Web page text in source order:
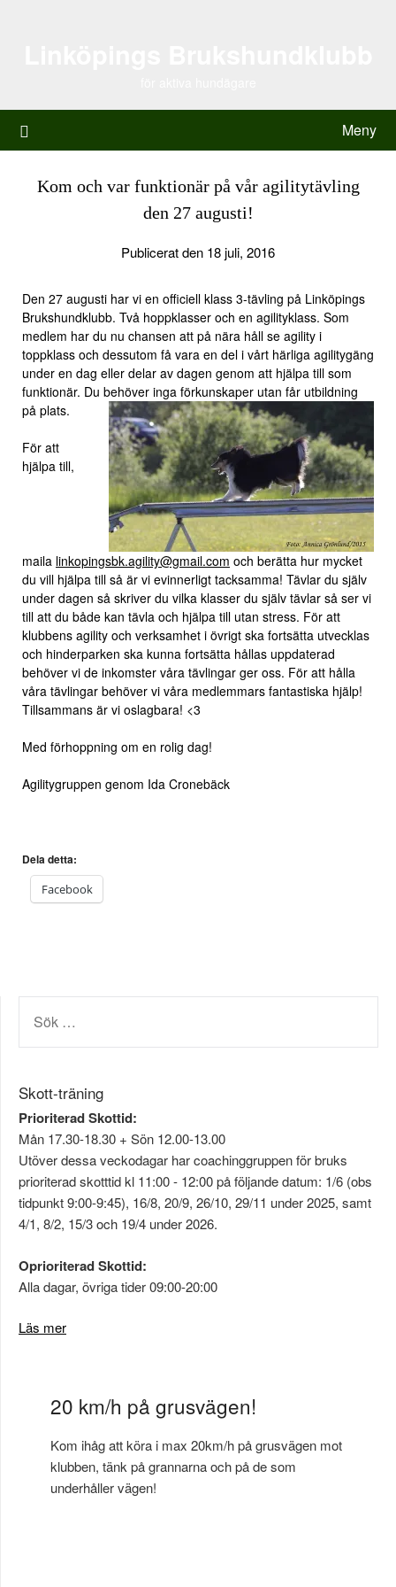
Meny
Kom och var funktionär på vår agilitytävling
den 27 augusti!
Publicerat den 18 juli, 2016
Den 27 augusti har vi en officiell klass 3-tävling på Linköpings
Brukshundklubb. Två hoppklasser och en agilityklass. Som
medlem har du nu chansen att på nära håll se agility i
toppklass och dessutom få vara en del i vårt härliga agilitygäng
under en dag eller delar av dagen genom att hjälpa till som
funktionär. Du behöver inga förkunskaper utan får utbildning
på plats.
För att
hjälpa till,
maila linkopingsbk.agility@gmail.com och berätta hur mycket
du vill hjälpa till så är vi evinnerligt tacksamma! Tävlar du själv
under dagen så skriver du vilka klasser du själv tävlar så ser vi
till att du både kan tävla och hjälpa till utan stress. För att
klubbens agility och verksamhet i övrigt ska fortsätta utvecklas
och hinderparken ska kunna fortsätta hållas uppdaterad
behöver vi de inkomster våra tävlingar ger oss. För att hålla
våra tävlingar behöver vi våra medlemmars fantastiska hjälp!
Tillsammans är vi oslagbara! <3
Med förhoppning om en rolig dag!
Agilitygruppen genom Ida Cronebäck
Dela detta:
Facebook
EFTER:
Skott-träning
Prioriterad Skottid:
Mån 17.30-18.30 + Sön 12.00-13.00
Utöver dessa veckodagar har coachinggruppen för bruks
prioriterad skotttid kl 11:00 - 12:00 på följande datum: 1/6 (obs
tidpunkt 9:00-9:45), 16/8, 20/9, 26/10, 29/11 under 2025, samt
4/1, 8/2, 15/3 och 19/4 under 2026.
Oprioriterad Skottid:
Alla dagar, övriga tider 09:00-20:00
Läs mer
20 km/h på grusvägen!
Kom ihåg att köra i max 20km/h på grusvägen mot
klubben, tänk på grannarna och på de som
underhåller vägen!